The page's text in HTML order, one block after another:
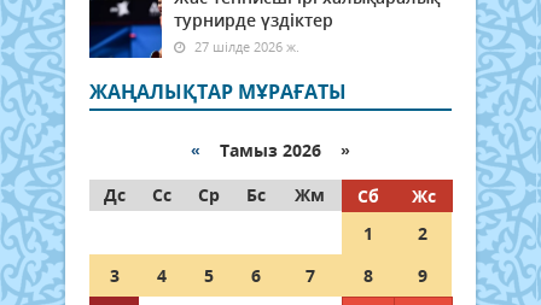
турнирде үздіктер
27 шілде 2026 ж.
ЖАҢАЛЫҚТАР МҰРАҒАТЫ
« Тамыз 2026 »
Дс
Сс Ср Бс Жм Сб
Жс
1
2
3
4 5 6 7 8
9